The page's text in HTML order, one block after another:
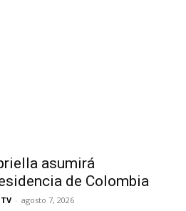
asumirá
de Colombia
- agosto 7, 2026